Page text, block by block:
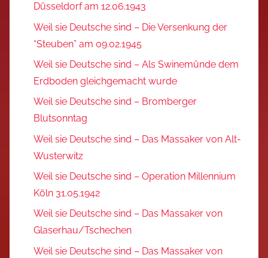
Düsseldorf am 12.06.1943
Weil sie Deutsche sind – Die Versenkung der
“Steuben” am 09.02.1945
Weil sie Deutsche sind – Als Swinemünde dem
Erdboden gleichgemacht wurde
Weil sie Deutsche sind – Bromberger
Blutsonntag
Weil sie Deutsche sind – Das Massaker von Alt-
Wusterwitz
Weil sie Deutsche sind – Operation Millennium
Köln 31.05.1942
Weil sie Deutsche sind – Das Massaker von
Glaserhau/Tschechen
Weil sie Deutsche sind – Das Massaker von